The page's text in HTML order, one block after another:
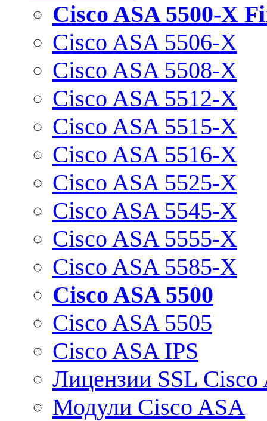
Cisco ASA 5500-X
Cisco ASA 5506-X
Cisco ASA 5508-X
Cisco ASA 5512-X
Cisco ASA 5515-X
Cisco ASA 5516-X
Cisco ASA 5525-X
Cisco ASA 5545-X
Cisco ASA 5555-X
Cisco ASA 5585-X
Cisco ASA 5500
Cisco ASA 5505
Cisco ASA IPS
Лицензии SSL Cisco
Модули Cisco ASA